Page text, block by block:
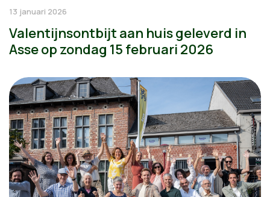
13 januari 2026
Valentijnsontbijt aan huis geleverd in
Asse op zondag 15 februari 2026